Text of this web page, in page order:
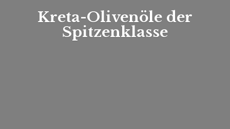
Kreta-Olivenöle der
Spitzenklasse